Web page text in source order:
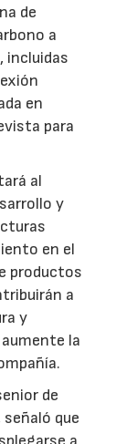
de
a
incluidas
en
para
al
y
en el
productos
a
y
la
de
que